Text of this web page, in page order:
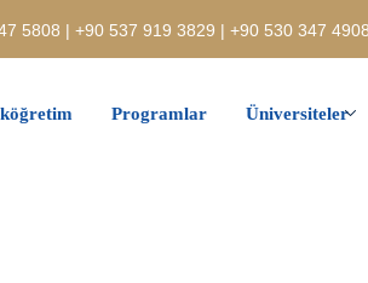
5808 | +90 537 919 3829 | +90 530 347
Programlar Üniversiteler